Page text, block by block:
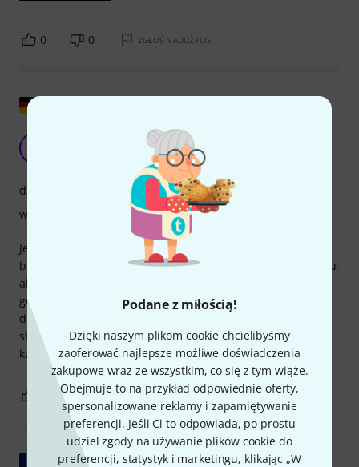
Podane z miłością!
Dzięki naszym plikom cookie chcielibyśmy
zaoferować najlepsze możliwe doświadczenia
zakupowe wraz ze wszystkim, co się z tym wiąże.
Obejmuje to na przykład odpowiednie oferty,
spersonalizowane reklamy i zapamiętywanie
preferencji. Jeśli Ci to odpowiada, po prostu
udziel zgody na używanie plików cookie do
preferencji, statystyk i marketingu, klikając „W
0 0 ZGŁOŚ NADUŻYCIE
Pokaż oryginał
Ładny, ciepły dźwięk!
Cellobelle 11.02.2018
Jestem fanem Jargara. Struny są dobrze wykończone i będą
brzmieć świetnie przez lata. Oczywiście to też kwestia gustu,
ale na mojej wiolonczeli jestem bardzo zadowolony z 3
górnych strun Jargar classic Dolce i pierwszej struny na
dole. Na wiolonczeli gram wyłącznie muzykę kameralną, a
struny Jargar są idealne dla triów fortepianowych i
kwartetów smyczkowych.
dźwięk
wykończenie
0 ZGŁOŚ NADUŻYCIE
Pokaż oryginał